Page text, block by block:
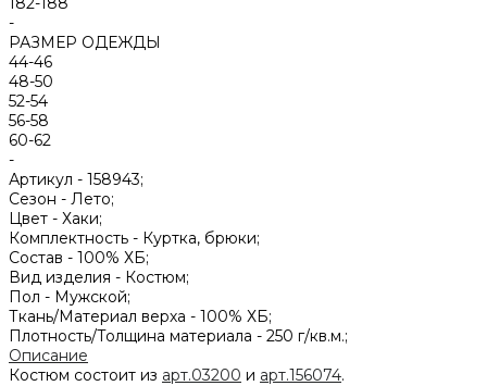
-
РАЗМЕР ОДЕЖДЫ
44-46
48-50
52-54
56-58
60-62
-
Артикул - 158943;
Сезон - Лето;
Цвет - Хаки;
Комплектность - Куртка, брюки;
Состав - 100% ХБ;
Вид изделия - Костюм;
Пол - Мужской;
Ткань/Материал верха - 100% ХБ;
Плотность/Толщина материала - 250 г/кв.м.;
Описание
Костюм состоит из арт.03200 и арт.156074.